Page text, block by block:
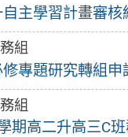
主學習計畫審核
組
專題研究轉組申
組
期高二升高三C